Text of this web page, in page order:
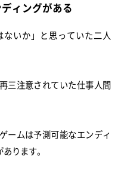
ィングがある
いか」と思っていた二人
三注意されていた仕事人間
ームは予測可能なエンディ
ります。